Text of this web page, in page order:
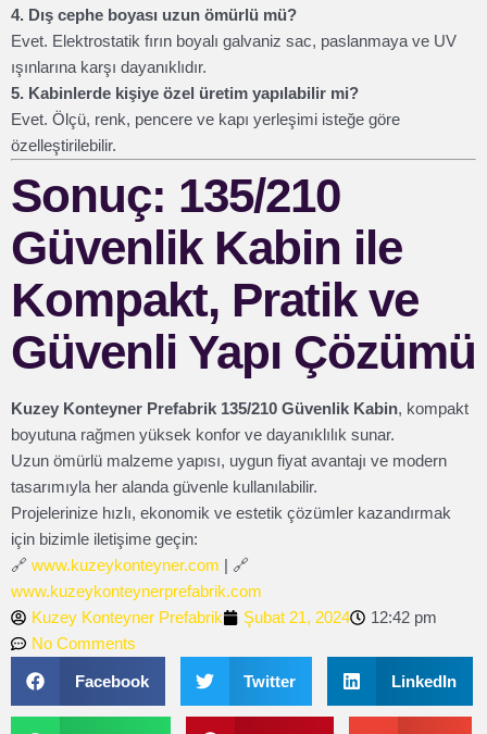
4. Dış cephe boyası uzun ömürlü mü?
Evet. Elektrostatik fırın boyalı galvaniz sac, paslanmaya ve UV
ışınlarına karşı dayanıklıdır.
5. Kabinlerde kişiye özel üretim yapılabilir mi?
Evet. Ölçü, renk, pencere ve kapı yerleşimi isteğe göre
özelleştirilebilir.
Sonuç: 135/210
Güvenlik Kabin ile
Kompakt, Pratik ve
Güvenli Yapı Çözümü
Kuzey Konteyner Prefabrik 135/210 Güvenlik Kabin, kompakt
boyutuna rağmen yüksek konfor ve dayanıklılık sunar.
Uzun ömürlü malzeme yapısı, uygun fiyat avantajı ve modern
tasarımıyla her alanda güvenle kullanılabilir.
Projelerinize hızlı, ekonomik ve estetik çözümler kazandırmak
için bizimle iletişime geçin:
🔗 www.kuzeykonteyner.com | 🔗
www.kuzeykonteynerprefabrik.com
Kuzey Konteyner Prefabrik
Şubat 21, 2024
12:42 pm
No Comments
Facebook Twitter LinkedIn